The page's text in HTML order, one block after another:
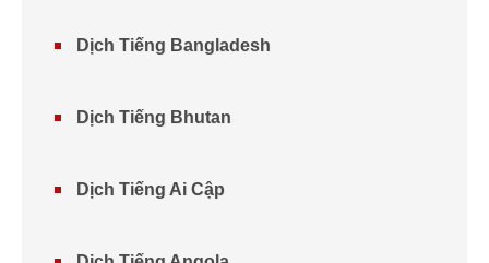
Dịch Tiếng Bangladesh
Dịch Tiếng Bhutan
Dịch Tiếng Ai Cập